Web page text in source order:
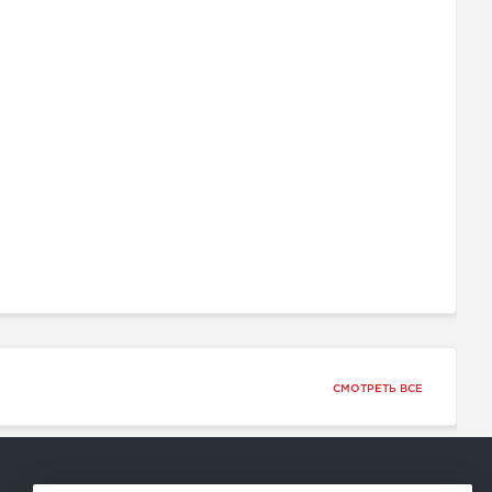
СМОТРЕТЬ ВСЕ